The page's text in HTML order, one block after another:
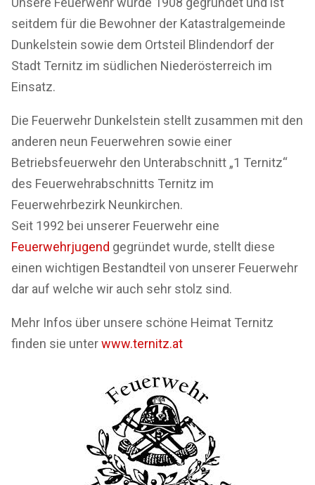
seitdem für die Bewohner der Katastralgemeinde
Dunkelstein sowie dem Ortsteil Blindendorf der
Stadt Ternitz im südlichen Niederösterreich im
Einsatz.
Die Feuerwehr Dunkelstein stellt zusammen mit den
anderen neun Feuerwehren sowie einer
Betriebsfeuerwehr den Unterabschnitt „1 Ternitz“
des Feuerwehrabschnitts Ternitz im
Feuerwehrbezirk Neunkirchen.
Seit 1992 bei unserer Feuerwehr eine
Feuerwehrjugend gegründet wurde, stellt diese
einen wichtigen Bestandteil von unserer Feuerwehr
dar auf welche wir auch sehr stolz sind.
Mehr Infos über unsere schöne Heimat Ternitz
finden sie unterwww.ternitz.at